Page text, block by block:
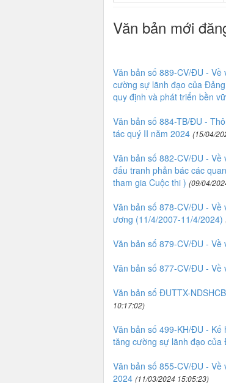
Văn bản mới
Văn bản số 889-CV/ĐU -
cường sự lãnh đạo của
quy định và phát triển bền
Văn bản số 884-TB/ĐU -
tác quý II năm 2024 (15/04/
Văn bản số 882-CV/ĐU -
đấu tranh phản bác các
tham gia Cuộc thi ) (09/04/
Văn bản số 878-CV/ĐU - Về
ương (11/4/2007-11/4/2024)
Văn bản số 879-CV/ĐU -
Văn bản số 877-CV/ĐU - Về
Văn bản số ĐUTTX-
10:17:02)
Văn bản số 499-KH/ĐU -
tăng cường sự lãnh đạo của
Văn bản số 855-CV/ĐU -
2024 (11/03/2024 15:05:23)